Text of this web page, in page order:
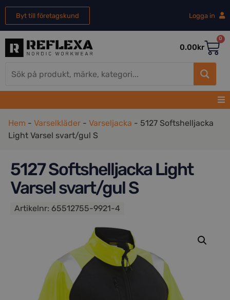
Byt till företagskund Logga in
0.00kr
0
Hem - Varselkläder - Varseljacka - 5127 Softshelljacka
Light Varsel svart/gul S
5127 Softshelljacka Light
Varsel svart/gul S
Artikelnr: 65512755-9921-4